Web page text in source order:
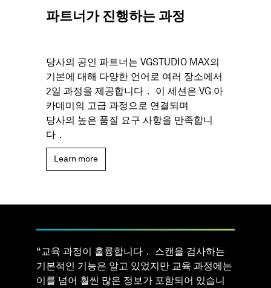
파트너가 진행하는 과정
당사의 공인 파트너는 VGSTUDIO MAX의
기본에 대해 다양한 언어로 여러 장소에서
2일 과정을 제공합니다． 이 세션은 VG 아
카데미의 고급 과정으로 연결되며
당사의 높은 품질 요구 사항을 만족합니
다．
Learn more
“ 교육 과정이 훌륭합니다． 스캔을 검사하는
기본적인 기능은 알고 있었지만 교육 과정에는
이를 넘어 훨씬 많은 정보가 포함되어 있습니